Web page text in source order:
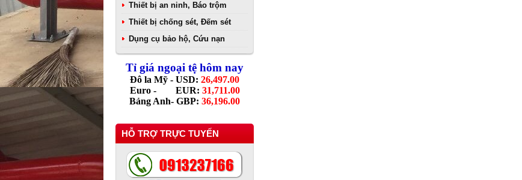
Thiết bị an ninh, Báo trộm
Thiết bị chống sét, Đếm sét
Dụng cụ bảo hộ, Cứu nạn
Tỉ giá ngoại tệ hôm nay
Đô la Mỹ - USD: 26,497.00
Euro - EUR: 31,711.00
Bảng Anh- GBP: 36,196.00
HỖ TRỢ TRỰC TUYẾN